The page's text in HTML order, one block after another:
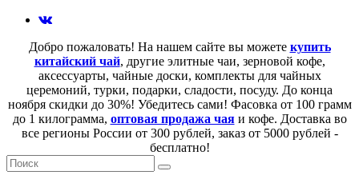
Добро пожаловать! На нашем сайте вы можете купить
китайский чай, другие элитные чаи, зерновой кофе,
аксессуарты, чайные доски, комплекты для чайных
церемоний, турки, подарки, сладости, посуду. До конца
ноября скидки до 30%! Убедитесь сами! Фасовка от 100 грамм
до 1 килограмма, оптовая продажа чаяи кофе. Доставка во
все регионы России от 300 рублей, заказ от 5000 рублей -
бесплатно!